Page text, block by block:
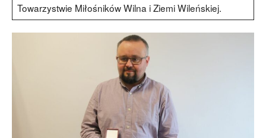
Towarzystwie Miłośników Wilna i Ziemi Wileńskiej.